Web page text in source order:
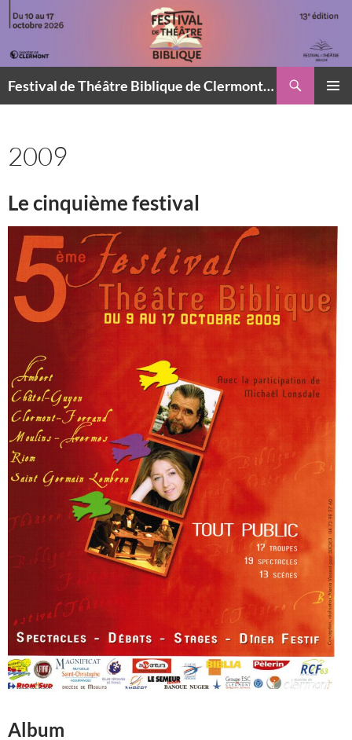
au
Festival de Théâtre Biblique de Clermont-Ferrand
2009
Le cinquième festival
Album